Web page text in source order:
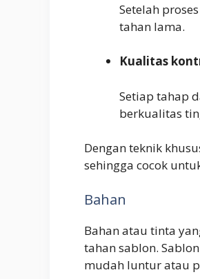
Setelah
tahan lama.
Kualitas
Setiap tahap
berkualitas
Dengan teknik
sehingga cocok
Bahan
Bahan atau tinta
tahan sablon.
mudah luntur atau